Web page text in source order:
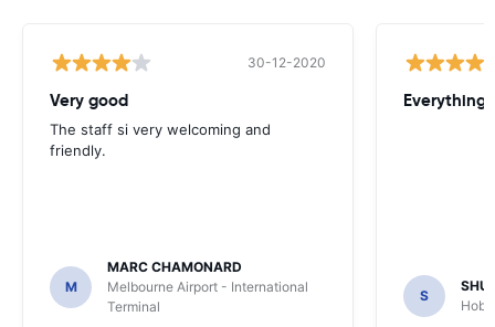
30-12-2020
Very good
The staff si very welcoming and
friendly.
M
MARC CHAMONARD
Melbourne Airport - International
Terminal
Everything
S